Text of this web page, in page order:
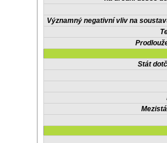
Významný negativní vliv na
Stát